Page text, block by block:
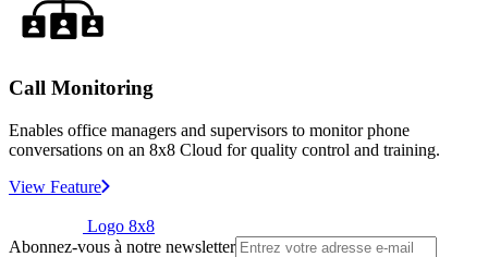
Call Monitoring
Enables office managers and supervisors to monitor phone
conversations on an 8x8 Cloud for quality control and training.
View Feature
Logo 8x8
Abonnez-vous à notre newsletter